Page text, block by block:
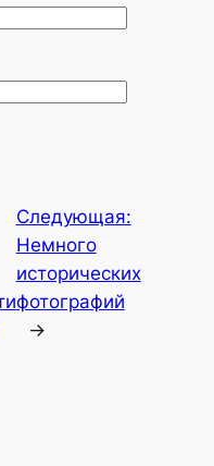
Следующая:
Немного
исторических
фотографий
→